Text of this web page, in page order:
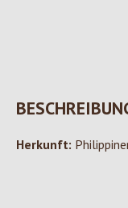
Herkunft: